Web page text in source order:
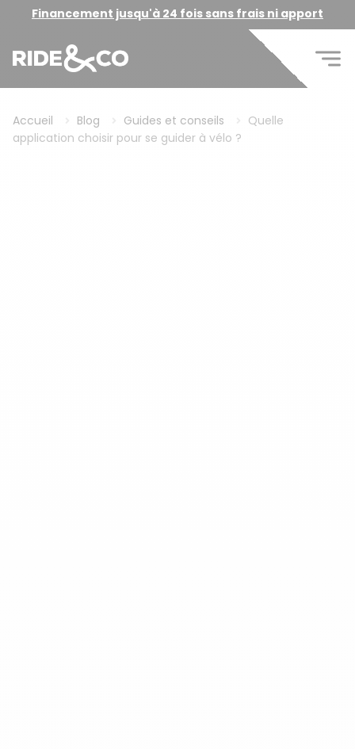
Financement jusqu'à 24 fois sans frais ni apport
Accueil Blog Guides et conseils
Quelle
application choisir pour se guider à vélo ?